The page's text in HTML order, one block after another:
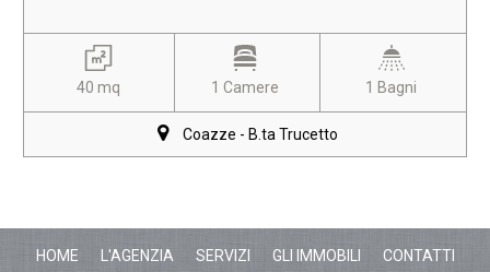
40 mq 1 Camere 1 Bagni
Coazze - B.ta Trucetto
HOME L'AGENZIA SERVIZI GLI IMMOBILI CONTATTI